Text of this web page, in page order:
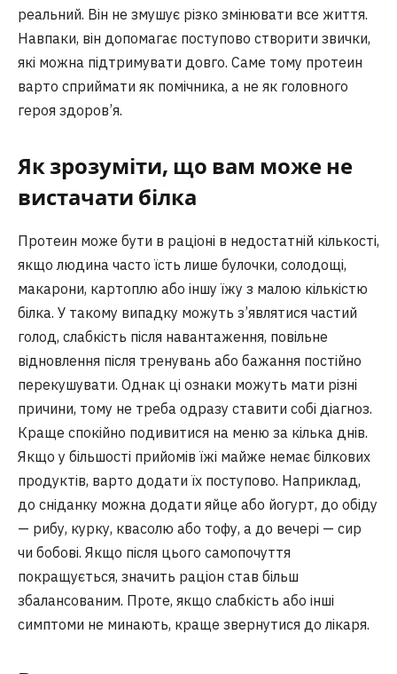
реальний. Він не змушує різко змінювати все життя.
Навпаки, він допомагає поступово створити звички,
які можна підтримувати довго. Саме тому протеин
варто сприймати як помічника, а не як головного
героя здоров’я.
Як зрозуміти, що вам може не
вистачати білка
Протеин може бути в раціоні в недостатній кількості,
якщо людина часто їсть лише булочки, солодощі,
макарони, картоплю або іншу їжу з малою кількістю
білка. У такому випадку можуть з’являтися частий
голод, слабкість після навантаження, повільне
відновлення після тренувань або бажання постійно
перекушувати. Однак ці ознаки можуть мати різні
причини, тому не треба одразу ставити собі діагноз.
Краще спокійно подивитися на меню за кілька днів.
Якщо у більшості прийомів їжі майже немає білкових
продуктів, варто додати їх поступово. Наприклад,
до сніданку можна додати яйце або йогурт, до обіду
— рибу, курку, квасолю або тофу, а до вечері — сир
чи бобові. Якщо після цього самопочуття
покращується, значить раціон став більш
збалансованим. Проте, якщо слабкість або інші
симптоми не минають, краще звернутися до лікаря.